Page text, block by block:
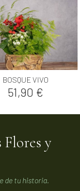
BOSQUE VIVO
Precio
51,90 €
y
de tu historia.